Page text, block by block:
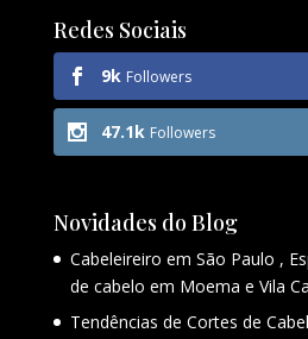
Redes Sociais
9k Followers
47.1k Followers
Novidades do Blog
Cabeleireiro em São Paulo ,
de cabelo em Moema e Vila
Tendências de Cortes de